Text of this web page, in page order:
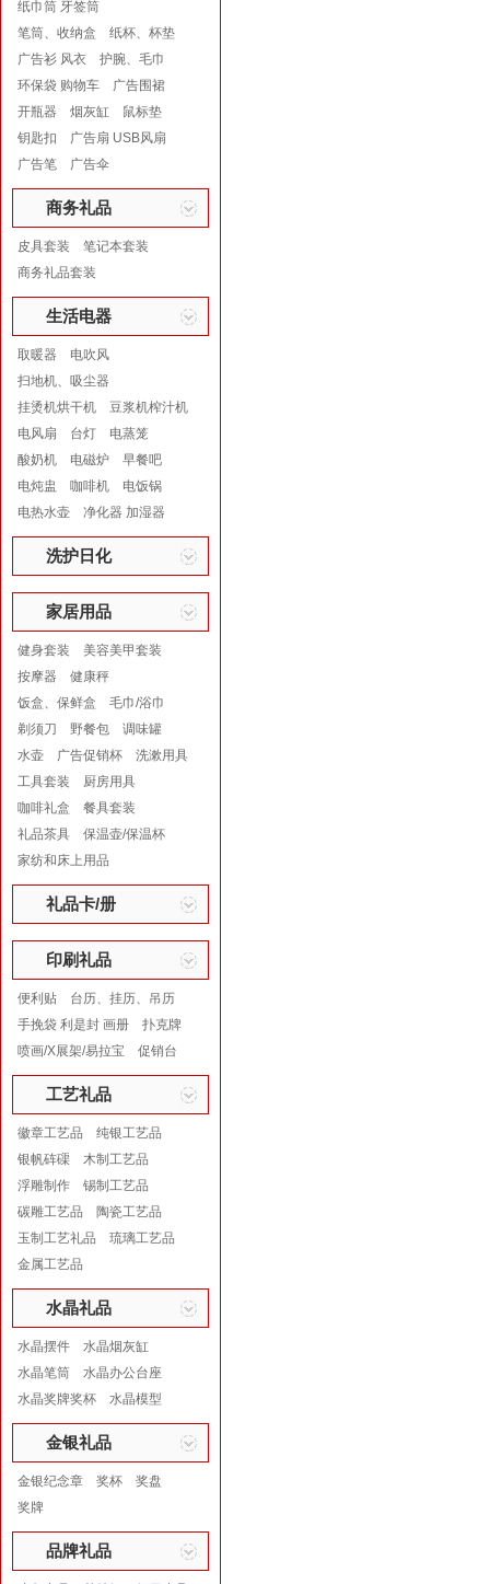
纸巾筒 牙签筒
笔筒、收纳盒
纸杯、杯垫
广告衫 风衣
护腕、毛巾
环保袋 购物车
广告围裙
开瓶器
烟灰缸
鼠标垫
钥匙扣
广告扇 USB风扇
广告笔
广告伞
商务礼品
皮具套装
笔记本套装
商务礼品套装
生活电器
取暖器
电吹风
扫地机、吸尘器
挂烫机烘干机
豆浆机榨汁机
电风扇
台灯
电蒸笼
酸奶机
电磁炉
早餐吧
电炖盅
咖啡机
电饭锅
电热水壶
净化器 加湿器
洗护日化
家居用品
健身套装
美容美甲套装
按摩器
健康秤
饭盒、保鲜盒
毛巾/浴巾
剃须刀
野餐包
调味罐
水壶
广告促销杯
洗漱用具
工具套装
厨房用具
咖啡礼盒
餐具套装
礼品茶具
保温壶/保温杯
家纺和床上用品
礼品卡/册
印刷礼品
便利贴
台历、挂历、吊历
手挽袋 利是封 画册
扑克牌
喷画/X展架/易拉宝
促销台
工艺礼品
徽章工艺品
纯银工艺品
银帆砗磲
木制工艺品
浮雕制作
锡制工艺品
碳雕工艺品
陶瓷工艺品
玉制工艺礼品
琉璃工艺品
金属工艺品
水晶礼品
水晶摆件
水晶烟灰缸
水晶笔筒
水晶办公台座
水晶奖牌奖杯
水晶模型
金银礼品
金银纪念章 奖杯
奖盘
奖牌
品牌礼品